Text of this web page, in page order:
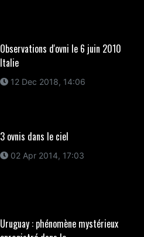
Observations d'ovni le 6 juin 2010
Italie
12 Dec 2018, 14:06
3 ovnis dans le ciel
02 Apr 2014, 17:03
Uruguay : phénomène mystérieux